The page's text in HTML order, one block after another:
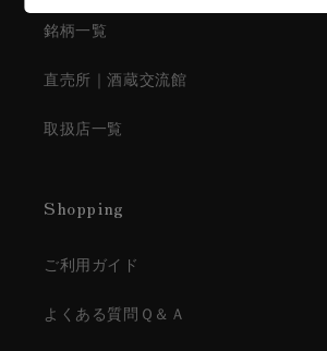
銘柄一覧
直売所｜酒蔵交流館
取扱店一覧
Shopping
ご利用ガイド
よくある質問Ｑ＆Ａ